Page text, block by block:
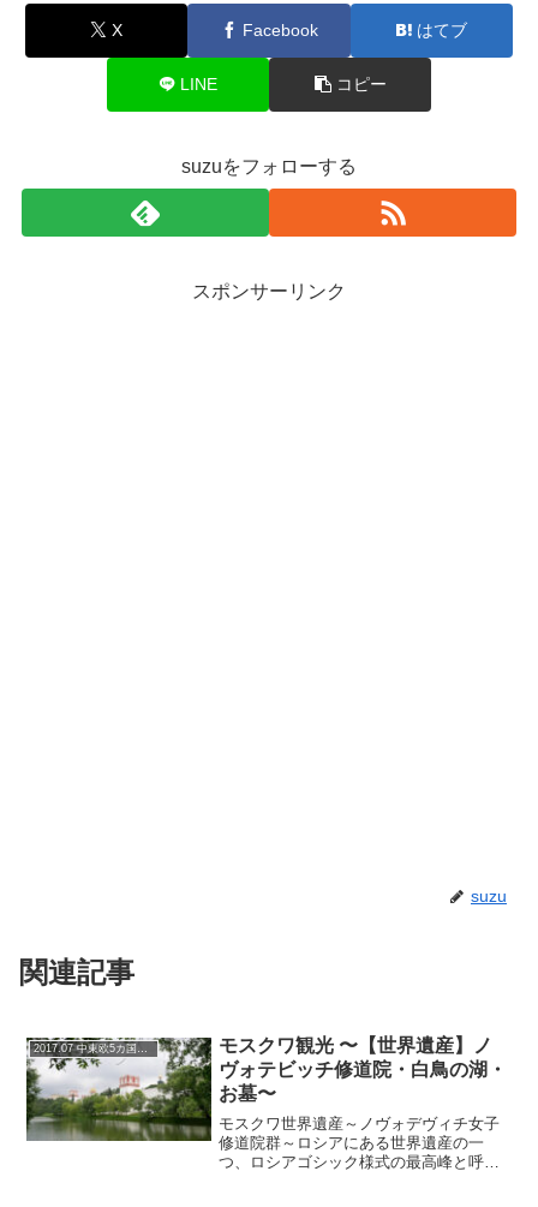
X Facebook はてブ
LINE コピー
suzuをフォローする
スポンサーリンク
suzu
関連記事
2017.07 中東欧5カ国7都市の旅
モスクワ観光 〜【世界遺産】ノ
ヴォテビッチ修道院・白鳥の湖・
お墓〜
モスクワ世界遺産～ノヴォデヴィチ女子
修道院群～ロシアにある世界遺産の一
つ、ロシアゴシック様式の最高峰と呼ば